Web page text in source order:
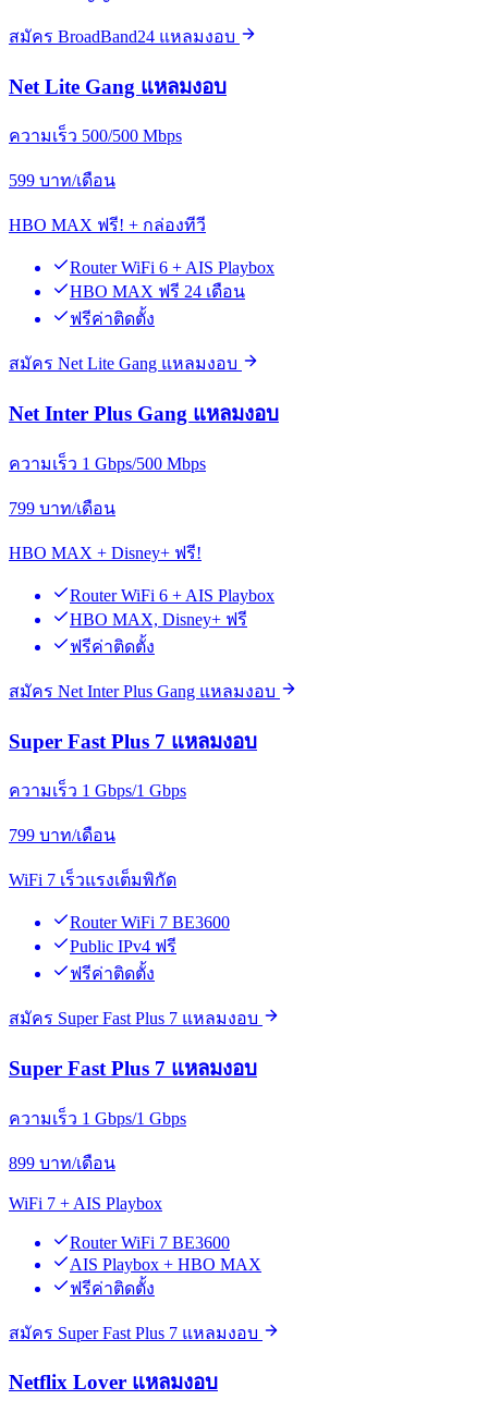
สมัคร BroadBand24 แหลมงอบ
Net Lite Gang แหลมงอบ
ความเร็ว 500/500 Mbps
599 บาท/เดือน
HBO MAX ฟรี! + กล่องทีวี
Router WiFi 6 + AIS Playbox
HBO MAX ฟรี 24 เดือน
ฟรีค่าติดตั้ง
สมัคร Net Lite Gang แหลมงอบ
Net Inter Plus Gang แหลมงอบ
ความเร็ว 1 Gbps/500 Mbps
799 บาท/เดือน
HBO MAX + Disney+ ฟรี!
Router WiFi 6 + AIS Playbox
HBO MAX, Disney+ ฟรี
ฟรีค่าติดตั้ง
สมัคร Net Inter Plus Gang แหลมงอบ
Super Fast Plus 7 แหลมงอบ
ความเร็ว 1 Gbps/1 Gbps
799 บาท/เดือน
WiFi 7 เร็วแรงเต็มพิกัด
Router WiFi 7 BE3600
Public IPv4 ฟรี
ฟรีค่าติดตั้ง
สมัคร Super Fast Plus 7 แหลมงอบ
Super Fast Plus 7 แหลมงอบ
ความเร็ว 1 Gbps/1 Gbps
899 บาท/เดือน
WiFi 7 + AIS Playbox
Router WiFi 7 BE3600
AIS Playbox + HBO MAX
ฟรีค่าติดตั้ง
สมัคร Super Fast Plus 7 แหลมงอบ
Netflix Lover แหลมงอบ